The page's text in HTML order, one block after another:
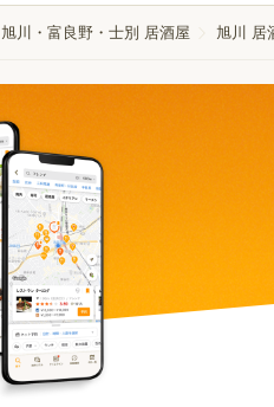
旭川・富良野・士別 居酒屋 旭川 居